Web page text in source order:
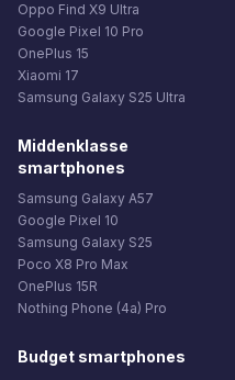
Oppo Find X9 Ultra
Google Pixel 10 Pro
OnePlus 15
Xiaomi 17
Samsung Galaxy S25 Ultra
Middenklasse
smartphones
Samsung Galaxy A57
Google Pixel 10
Samsung Galaxy S25
Poco X8 Pro Max
OnePlus 15R
Nothing Phone (4a) Pro
Budget smartphones